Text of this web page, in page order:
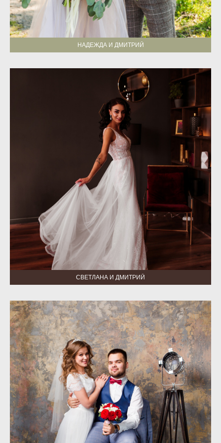
НАДЕЖДА И ДМИТРИЙ
СВЕТЛАНА И ДМИТРИЙ